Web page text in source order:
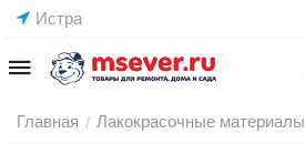
Истра
Главная / Лакокрасочные материалы